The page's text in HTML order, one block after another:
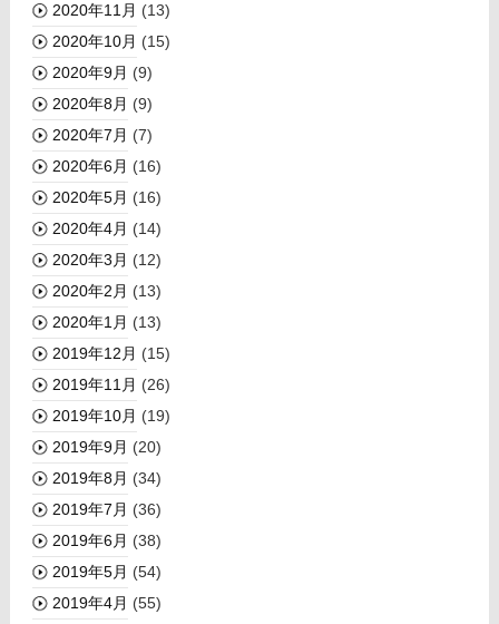
2020年11月 (13)
2020年10月 (15)
2020年9月 (9)
2020年8月 (9)
2020年7月 (7)
2020年6月 (16)
2020年5月 (16)
2020年4月 (14)
2020年3月 (12)
2020年2月 (13)
2020年1月 (13)
2019年12月 (15)
2019年11月 (26)
2019年10月 (19)
2019年9月 (20)
2019年8月 (34)
2019年7月 (36)
2019年6月 (38)
2019年5月 (54)
2019年4月 (55)